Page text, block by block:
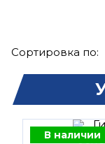
Сортировка по:
В наличии